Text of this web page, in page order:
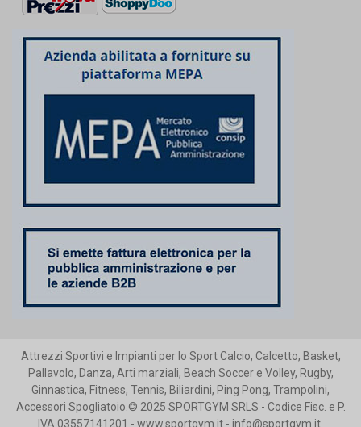
Attrezzi Sportivi e Impianti per lo Sport Calcio, Calcetto, Basket,
Pallavolo, Danza, Arti marziali, Beach Soccer e Volley, Rugby,
Ginnastica, Fitness, Tennis, Biliardini, Ping Pong, Trampolini,
Accessori Spogliatoio.© 2025 SPORTGYM SRLS - Codice Fisc. e P.
IVA 03557141201 - www.sportgym.it - info@sportgym.it